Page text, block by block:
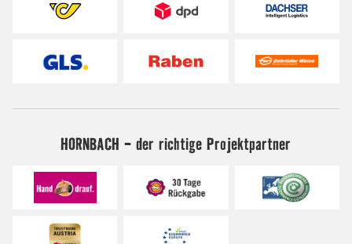
HORNBACH - der richtige Projektpartner